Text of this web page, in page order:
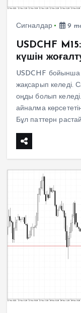
Сигналдар 9
USDCHF
күшін
USDCHF бойынша
жақсарып келеді.
оңды болып
айналма
Бұл паттерн